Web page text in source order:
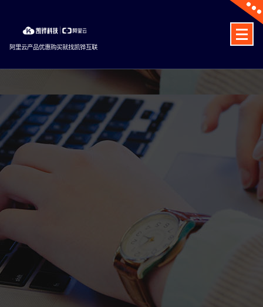
content
阿里云产品优惠购买就找凯铧互联